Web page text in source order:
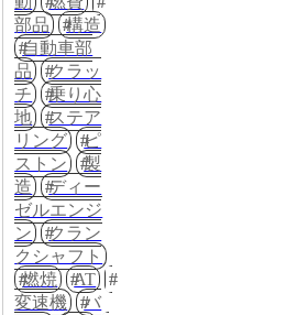
部品
構造
自動車部
品
クラッ
チ
乗り心
地
ステア
リング
ピ
ストン
製
造
ディー
ゼルエンジ
ン
クラン
クシャフト
燃焼
AT
変速機
バ